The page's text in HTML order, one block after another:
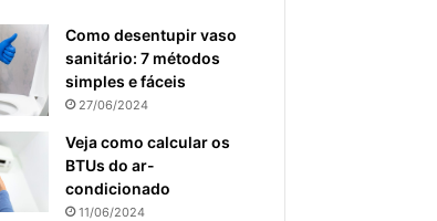
Como desentupir vaso
sanitário: 7 métodos
simples e fáceis
27/06/2024
Veja como calcular os
BTUs do ar-
condicionado
11/06/2024